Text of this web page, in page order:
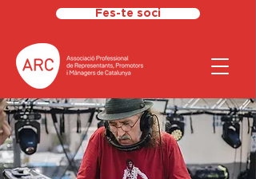
Fes-te soci